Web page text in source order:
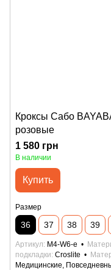
Кроксы Сабо
розовые
1 580 грн
В наличии
Купить
Размер
36 37 38 39
Артикул M4-W6-e
подкладки Croslite
Медицинские,